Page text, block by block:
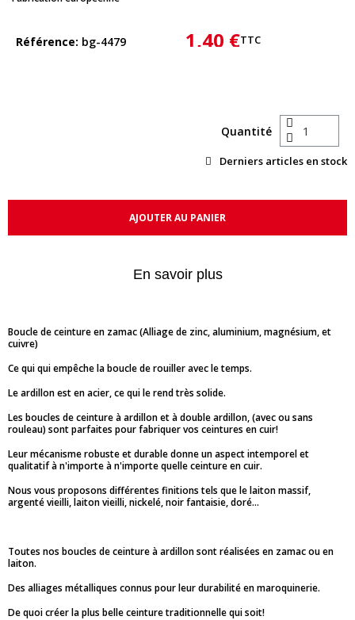
Référence bg-4479 1,40 €TTC
Quantité
Derniers articles en stock
AJOUTER AU PANIER
En savoir plus
Boucle de ceinture en zamac (Alliage de zinc, aluminium, magnésium, et
cuivre)
Ce qui qui empêche la boucle de rouiller avec le temps.
Le ardillon est en acier, ce qui le rend très solide.
Les boucles de ceinture à ardillon et à double ardillon, (avec ou sans
rouleau) sont parfaites pour fabriquer vos ceintures en cuir!
Leur mécanisme robuste et durable donne un aspect intemporel et
qualitatif à n'importe à n'importe quelle ceinture en cuir.
Nous vous proposons différentes finitions tels que le laiton massif,
argenté vieilli, laiton vieilli, nickelé, noir fantaisie, doré...
Toutes nos boucles de ceinture à ardillon sont réalisées en zamac ou en
laiton.
Des alliages métalliques connus pour leur durabilité en maroquinerie.
De quoi créer la plus belle ceinture traditionnelle qui soit!